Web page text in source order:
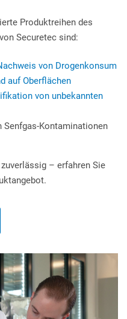
Produktreihen des
Securetec sind:
von Drogenkonsum
auf Oberflächen
von unbekannten
Senfgas-Kontaminationen
– erfahren Sie